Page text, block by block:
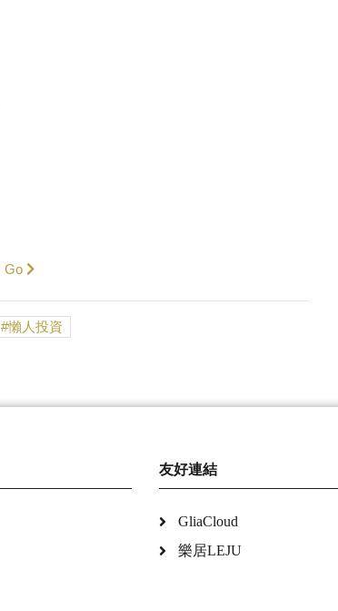
Go
懶人投資
友好連結
GliaCloud
樂居LEJU